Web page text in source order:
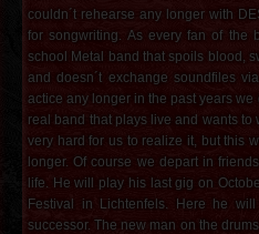
couldn´t rehearse any longer with
for songwriting. As every fan of the
school Metal band that spoils blood,
and doesn´t exchange soundfiles
actice any longer in the past years we
real band that plays live and wants to
very hard for us to realize it, but this
longer. Of course we depart in
life. He will play his last gig on
Festival in Lichtenfels. Here he
successor. The new man on the